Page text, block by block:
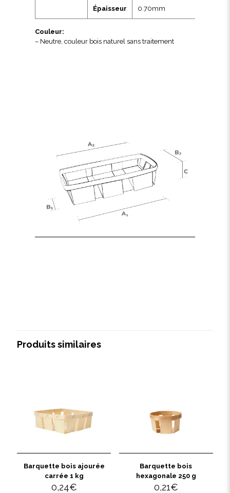
Épaisseur 0.70mm
Couleur:
– Neutre, couleur bois naturel sans traitement
Produits similaires
Barquette bois ajourée
carrée 1 kg
0,24€
Barquette bois
hexagonale 250 g
0,21€